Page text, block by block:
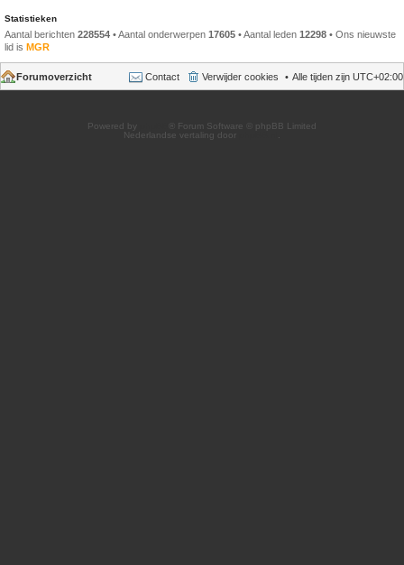
Statistieken
Aantal berichten 228554 • Aantal onderwerpen 17605 • Aantal leden 12298 • Ons nieuwste
lid is MGR
Forumoverzicht Alle tijden zijn UTC+02:00
Verwijder cookies
Contact
Powered by
® Forum Software © phpBB Limited
Nederlandse vertaling door